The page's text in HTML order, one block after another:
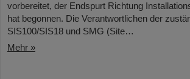
vorbereitet, der Endspurt Richtung
hat begonnen. Die Verantwortlichen der
SIS100/SIS18 und SMG (Site…
Mehr »